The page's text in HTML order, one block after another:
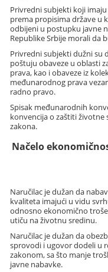
Privredni subjekti koji
prema propisima države u
odbijeni u postupku javne
Republike Srbije morali da
Privredni subjekti dužni su
poštuju obaveze u oblasti
prava, kao i obaveze iz
međunarodnog prava
radno pravo.
Spisak međunarodnih
konvencija o zaštiti životne
zakona.
Načelo
Naručilac je dužan da
kvaliteta imajući u vidu
odnosno ekonomično
utiču na životnu sredinu.
Naručilac je dužan da
sprovodi i ugovor dodeli u
zakonom, sa što manje
javne nabavke.